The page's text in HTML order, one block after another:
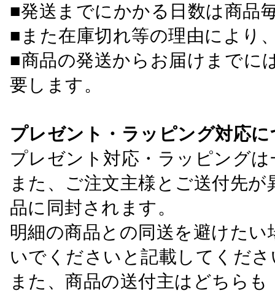
■発送までにかかる日数は商品
■また在庫切れ等の理由により
■商品の発送からお届けまでに
要します。
プレゼント・ラッピング対応
プレゼント対応・ラッピング
また、ご注文主様とご送付先
品に同封されます。
明細の商品との同送を避けた
いでくださいと記載してくださ
また、商品の送付主はどちら